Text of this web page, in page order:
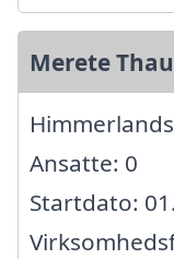
Merete
Ansatte: 0
Startdato: